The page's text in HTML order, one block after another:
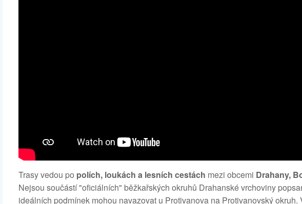
Trasy vedou po polích, loukách a lesních cestách mezi obcemi Drahany,
Nejsou součástí "oficiálních" běžkařských okruhů Drahanské vrchoviny
ideálních podmínek mohou navazovat u Protivanova na Protivanovský okruh.